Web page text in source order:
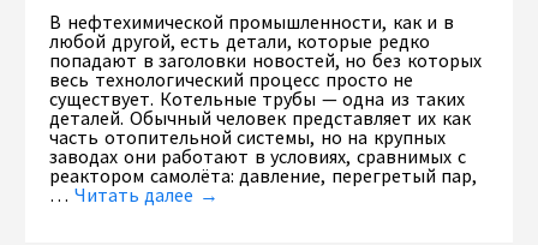
В нефтехимической промышленности, как и в
любой другой, есть детали, которые редко
попадают в заголовки новостей, но без которых
весь технологический процесс просто не
существует. Котельные трубы — одна из таких
деталей. Обычный человек представляет их как
часть отопительной системы, но на крупных
заводах они работают в условиях, сравнимых с
реактором самолёта: давление, перегретый пар,
… Читать далее →